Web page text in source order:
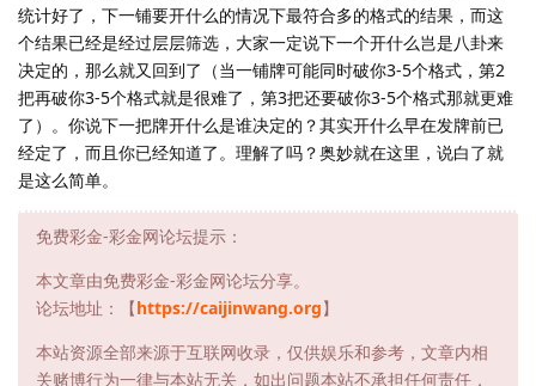
统计好了，下一铺要开什么的情况下最符合多的格式的结果，而这
个结果已经是经过层层筛选，大家一定说下一个开什么岂是八卦来
决定的，那么就又回到了（当一铺牌可能同时破你3-5个格式，第2
把再破你3-5个格式就是很难了，第3把还要破你3-5个格式那就更难
了）。你说下一把牌开什么是谁决定的？其实开什么早在发牌前已
经定了，而且你已经知道了。理解了吗？奥妙就在这里，说白了就
是这么简单。
免费彩金-彩金网论坛提示：
本文章由免费彩金-彩金网论坛分享。
论坛地址：【https://caijinwang.org】
本站资源全部来源于互联网收录，仅供娱乐和参考，文章内相
关赌博行为一律与本站无关，如出问题本站不承担任何责任，